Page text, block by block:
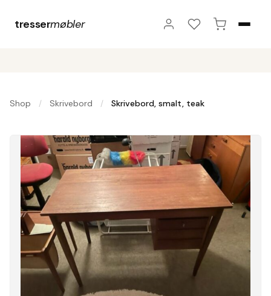
tressermøbler
Shop / Skrivebord / Skrivebord, smalt, teak